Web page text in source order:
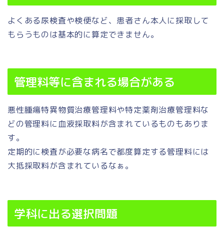
よくある尿検査や検便など、患者さん本人に採取して
もらうものは基本的に算定できません。
管理料等に含まれる場合がある
悪性腫瘍特異物質治療管理料や特定薬剤治療管理料な
どの管理料に血液採取料が含まれているものもありま
す。
定期的に検査が必要な病名で都度算定する管理料には
大抵採取料が含まれているなぁ。
学科に出る選択問題